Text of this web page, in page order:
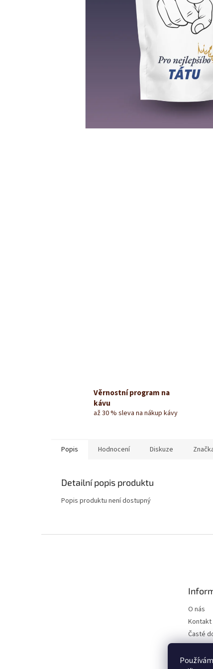
Věrnostní program na
kávu
až 30 % sleva na nákup kávy
Popis Hodnocení Diskuze
Detailní popis produktu
Popis produktu není dostupný
O nás
Kontakt
Časté
Affiliate